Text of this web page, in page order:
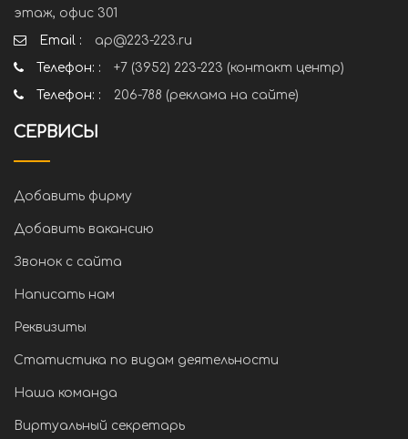
этаж, офис 301
Email :
ap@223-223.ru
Телефон: :
+7 (3952) 223-223 (контакт центр)
Телефон: :
206-788 (реклама на сайте)
СЕРВИСЫ
Добавить фирму
Добавить вакансию
Звонок с сайта
Написать нам
Реквизиты
Статистика по видам деятельности
Наша команда
Виртуальный секретарь